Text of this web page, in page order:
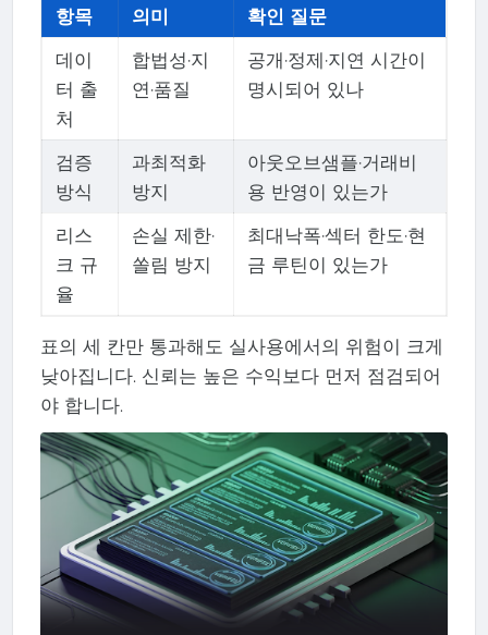
항목
의미
확인 질문
데이
터 출
처
합법성·지
연·품질
공개·정제·지연 시간이
명시되어 있나
검증
방식
과최적화
방지
아웃오브샘플·거래비
용 반영이 있는가
리스
크 규
율
손실 제한·
쏠림 방지
최대낙폭·섹터 한도·현
금 루틴이 있는가
표의 세 칸만 통과해도 실사용에서의 위험이 크게
낮아집니다. 신뢰는 높은 수익보다 먼저 점검되어
야 합니다.